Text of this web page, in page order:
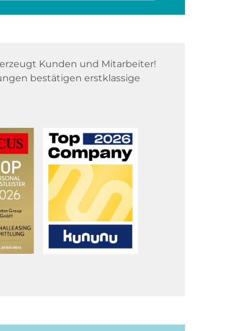
Kunden und Mitarbeiter!
bestätigen erstklassige